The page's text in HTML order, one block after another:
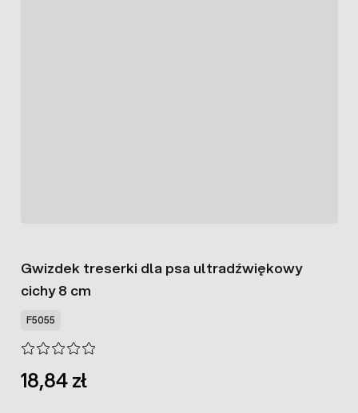
Gwizdek treserki dla psa ultradźwiękowy
cichy 8 cm
F5055
18,84 zł